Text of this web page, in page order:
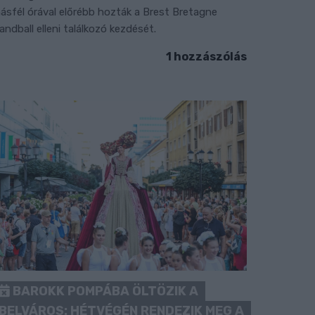
órával előrébb hozták a Brest Bretagne
elleni találkozó kezdését.
1 hozzászólás
BAROKK POMPÁBA ÖLTÖZIK A
HÉTVÉGÉN RENDEZIK MEG A